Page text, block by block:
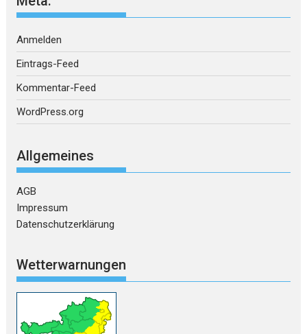
Anmelden
Eintrags-Feed
Kommentar-Feed
WordPress.org
Allgemeines
AGB
Impressum
Datenschutzerklärung
Wetterwarnungen